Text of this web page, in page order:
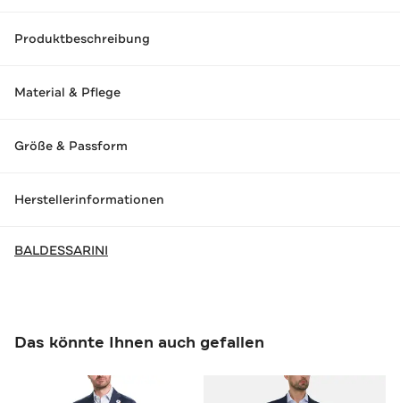
Produktbeschreibung
Material & Pflege
Größe & Passform
Herstellerinformationen
BALDESSARINI
Das könnte Ihnen auch gefallen